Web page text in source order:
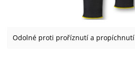
Odolné proti proříznutí a propíchnutí